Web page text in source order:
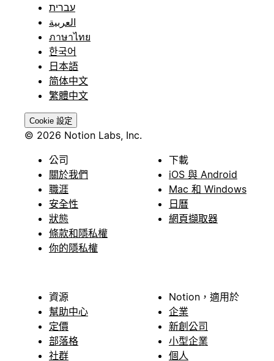
עברית
العربية
ภาษาไทย
한국어
日本語
简体中文
繁體中文
Cookie 設定
© 2026 Notion Labs, Inc.
公司
關於我們
職涯
安全性
狀態
條款和隱私權
你的隱私權
下載
iOS 與 Android
Mac 和 Windows
日曆
網頁擷取器
資源
幫助中心
定價
部落格
社群
Notion，適用於
企業
新創公司
小型企業
個人